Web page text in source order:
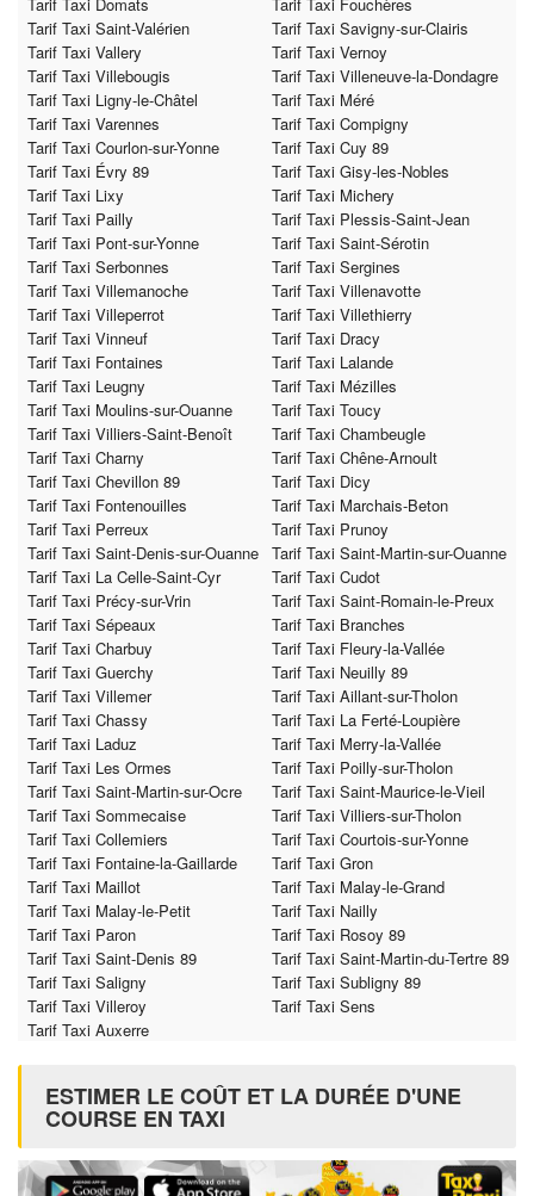
Tarif Taxi Saint-Valérien
Tarif Taxi Savigny-sur-Clairis
Tarif Taxi Vallery
Tarif Taxi Vernoy
Tarif Taxi Villebougis
Tarif Taxi Villeneuve-la-Dondagre
Tarif Taxi Ligny-le-Châtel
Tarif Taxi Méré
Tarif Taxi Varennes
Tarif Taxi Compigny
Tarif Taxi Courlon-sur-Yonne
Tarif Taxi Cuy 89
Tarif Taxi Évry 89
Tarif Taxi Gisy-les-Nobles
Tarif Taxi Lixy
Tarif Taxi Michery
Tarif Taxi Pailly
Tarif Taxi Plessis-Saint-Jean
Tarif Taxi Pont-sur-Yonne
Tarif Taxi Saint-Sérotin
Tarif Taxi Serbonnes
Tarif Taxi Sergines
Tarif Taxi Villemanoche
Tarif Taxi Villenavotte
Tarif Taxi Villeperrot
Tarif Taxi Villethierry
Tarif Taxi Vinneuf
Tarif Taxi Dracy
Tarif Taxi Fontaines
Tarif Taxi Lalande
Tarif Taxi Leugny
Tarif Taxi Mézilles
Tarif Taxi Moulins-sur-Ouanne
Tarif Taxi Toucy
Tarif Taxi Villiers-Saint-Benoît
Tarif Taxi Chambeugle
Tarif Taxi Charny
Tarif Taxi Chêne-Arnoult
Tarif Taxi Chevillon 89
Tarif Taxi Dicy
Tarif Taxi Fontenouilles
Tarif Taxi Marchais-Beton
Tarif Taxi Perreux
Tarif Taxi Prunoy
Tarif Taxi Saint-Denis-sur-Ouanne Tarif Taxi Saint-Martin-sur-Ouanne
Tarif Taxi La Celle-Saint-Cyr
Tarif Taxi Cudot
Tarif Taxi Précy-sur-Vrin
Tarif Taxi Saint-Romain-le-Preux
Tarif Taxi Sépeaux
Tarif Taxi Branches
Tarif Taxi Charbuy
Tarif Taxi Fleury-la-Vallée
Tarif Taxi Guerchy
Tarif Taxi Neuilly 89
Tarif Taxi Villemer
Tarif Taxi Aillant-sur-Tholon
Tarif Taxi Chassy
Tarif Taxi La Ferté-Loupière
Tarif Taxi Laduz
Tarif Taxi Merry-la-Vallée
Tarif Taxi Les Ormes
Tarif Taxi Poilly-sur-Tholon
Tarif Taxi Saint-Martin-sur-Ocre
Tarif Taxi Saint-Maurice-le-Vieil
Tarif Taxi Sommecaise
Tarif Taxi Villiers-sur-Tholon
Tarif Taxi Collemiers
Tarif Taxi Courtois-sur-Yonne
Tarif Taxi Fontaine-la-Gaillarde
Tarif Taxi Gron
Tarif Taxi Maillot
Tarif Taxi Malay-le-Grand
Tarif Taxi Malay-le-Petit
Tarif Taxi Nailly
Tarif Taxi Paron
Tarif Taxi Rosoy 89
Tarif Taxi Saint-Denis 89
Tarif Taxi Saint-Martin-du-Tertre 89
Tarif Taxi Saligny
Tarif Taxi Subligny 89
Tarif Taxi Villeroy
Tarif Taxi Sens
Tarif Taxi Auxerre
ESTIMER LE COÛT ET LA DURÉE D'UNE
COURSE EN TAXI